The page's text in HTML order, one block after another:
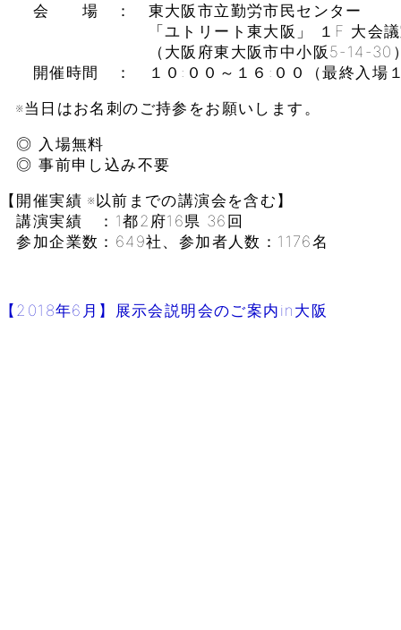
会 場 ： 東大阪市立勤労市民センター
「ユトリート東大阪」 １F 大会議
（大阪府東大阪市中小阪5-14-30
開催時間 ： １０:００～１６:００（最終入場
※当日はお名刺のご持参をお願いします。
◎ 入場無料
◎ 事前申し込み不要
【開催実績 ※以前までの講演会を含む】
講演実績 ：1都2府16県 36回
参加企業数：649社、参加者人数：1176名
【2018年6月】展示会説明会のご案内in大阪